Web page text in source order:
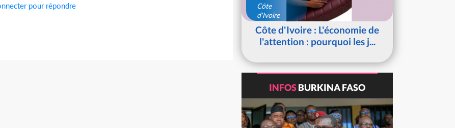
pour répondre
Côte
d'Ivoire
Côte d'Ivoire : L'économie de
l'attention : pourquoi les j...
INFOSBURKINA FASO